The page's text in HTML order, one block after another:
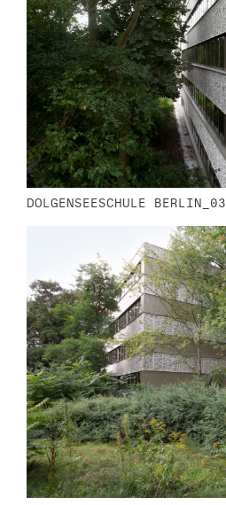
DOLGENSEESCHULE BERLIN_03